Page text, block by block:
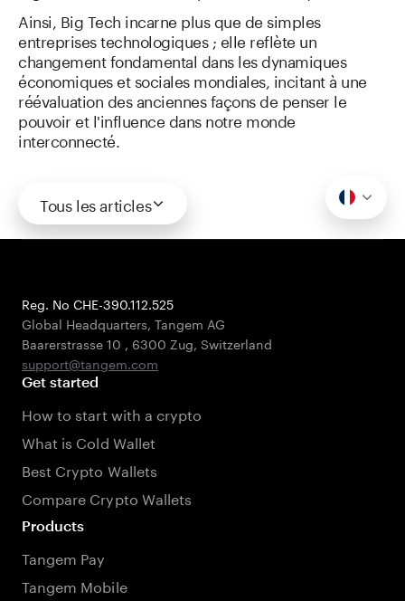
Ainsi, Big Tech incarne plus que de simples
entreprises technologiques ; elle reflète un
changement fondamental dans les dynamiques
économiques et sociales mondiales, incitant à une
réévaluation des anciennes façons de penser le
pouvoir et l'influence dans notre monde
interconnecté.
Tous les articles
Reg. No CHE-390.112.525
Global Headquarters, Tangem AG
Baarerstrasse 10 , 6300 Zug, Switzerland
support@tangem.com
Get started
How to start with a crypto
What is Cold Wallet
Best Crypto Wallets
Compare Crypto Wallets
Products
Tangem Pay
Tangem Mobile